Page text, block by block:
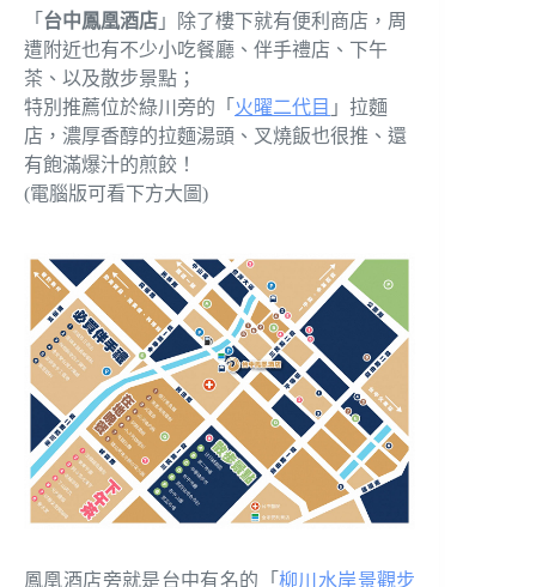
「 台中鳳凰酒店 」除了樓下就有便利商店，周
遭附近也有不少小吃餐廳、伴手禮店、下午
茶、以及散步景點；
特別推薦位於綠川旁的「 火曜二代目 」拉麵
店，濃厚香醇的拉麵湯頭、叉燒飯也很推、還
有飽滿爆汁的煎餃！
(電腦版可看下方大圖)
鳳凰酒店旁就是台中有名的「柳川水岸景觀步